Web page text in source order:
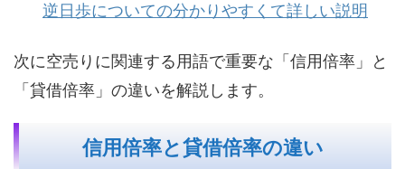
逆日歩についての分かりやすくて詳しい説明
次に空売りに関連する用語で重要な「信用倍率」と
「貸借倍率」の違いを解説します。
信用倍率と貸借倍率の違い